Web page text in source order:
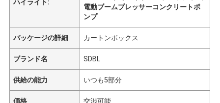
ハイライト:
電動ブームプレッサーコンクリートポ
ンプ
パッケージの詳細 カートンボックス
ブランド名 SDBL
供給の能力 いつも5部分
価格 交渉可能